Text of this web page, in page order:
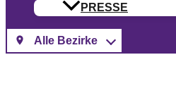
PRESSE